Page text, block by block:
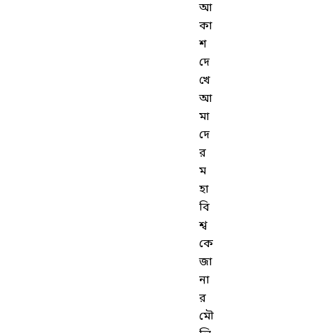
আ
কা
শ
দে
খে
আ
মা
দে
র
ম
হা
বি
শ্ব
কে
জা
না
র
মৌ